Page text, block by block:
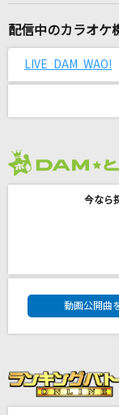
風神雷神
夜明けまで強
大きな古時計
CiON
配信中のカラオケ
LIVE DAM WAO!
今なら
動画公開曲